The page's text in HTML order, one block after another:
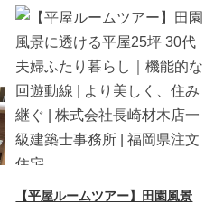
【平屋ルームツアー】田園風景